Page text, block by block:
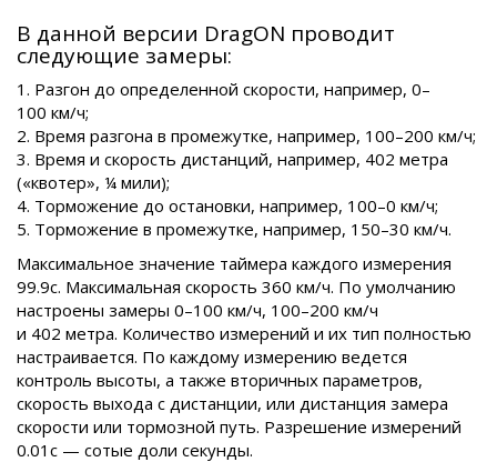
В данной версии DragON проводит
следующие замеры:
1. Разгон до определенной скорости, например, 0–
100 км/ч;
2. Время разгона в промежутке, например, 100–200 км/ч;
3. Время и скорость дистанций, например, 402 метра
(«квотер», ¼ мили);
4. Торможение до остановки, например, 100–0 км/ч;
5. Торможение в промежутке, например, 150–30 км/ч.
Максимальное значение таймера каждого измерения
99.9с. Максимальная скорость 360 км/ч. По умолчанию
настроены замеры 0–100 км/ч, 100–200 км/ч
и 402 метра. Количество измерений и их тип полностью
настраивается. По каждому измерению ведется
контроль высоты, а также вторичных параметров,
скорость выхода с дистанции, или дистанция замера
скорости или тормозной путь. Разрешение измерений
0.01c — сотые доли секунды.